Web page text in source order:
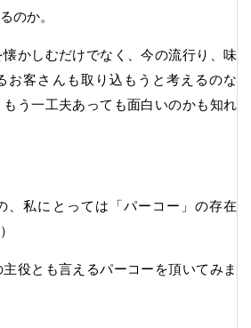
のか。
かしむだけでなく、今の流行り、味
お客さんも取り込もうと考えるのな
う一工夫あっても面白いのかも知れ
、私にとっては「パーコー」の存在
役とも言えるパーコーを頂いてみま